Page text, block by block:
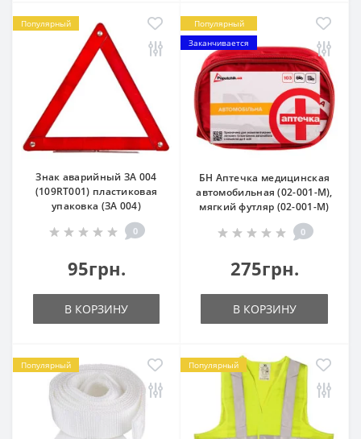
Популярный
Знак аварийный ЗА 004
(109RT001) пластиковая
упаковка (ЗА 004)
0
95грн.
В КОРЗИНУ
Популярный
Заканчивается
БН Аптечка медицинская
автомобильная (02-001-М),
мягкий футляр (02-001-М)
0
275грн.
В КОРЗИНУ
Популярный Популярный